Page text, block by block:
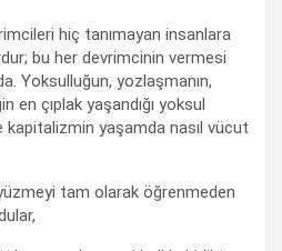
hiç tanımayan insanlara
bu her devrimcinin vermesi
Yoksulluğun, yozlaşmanın,
en çıplak yaşandığı yoksul
yaşamda nasıl vücut
tam olarak öğrenmeden